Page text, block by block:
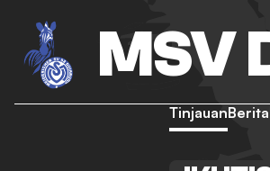
MSV
TinjauanBerita